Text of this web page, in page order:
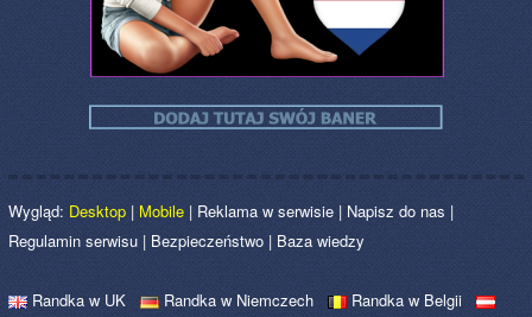
Wygląd:Desktop| Mobile | Reklama w serwisie | Napisz do nas |
Regulamin serwisu | Bezpieczeństwo | Baza wiedzy
Randka w UK Randka w Niemczech
Randka w Belgii